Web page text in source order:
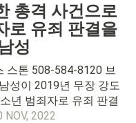
총격 사건으로
로 유죄 판결을
성
스톤 508-584-8120 브
성이 2019년 무장 강도
년 범죄자로 유죄 판결
NOV, 2022